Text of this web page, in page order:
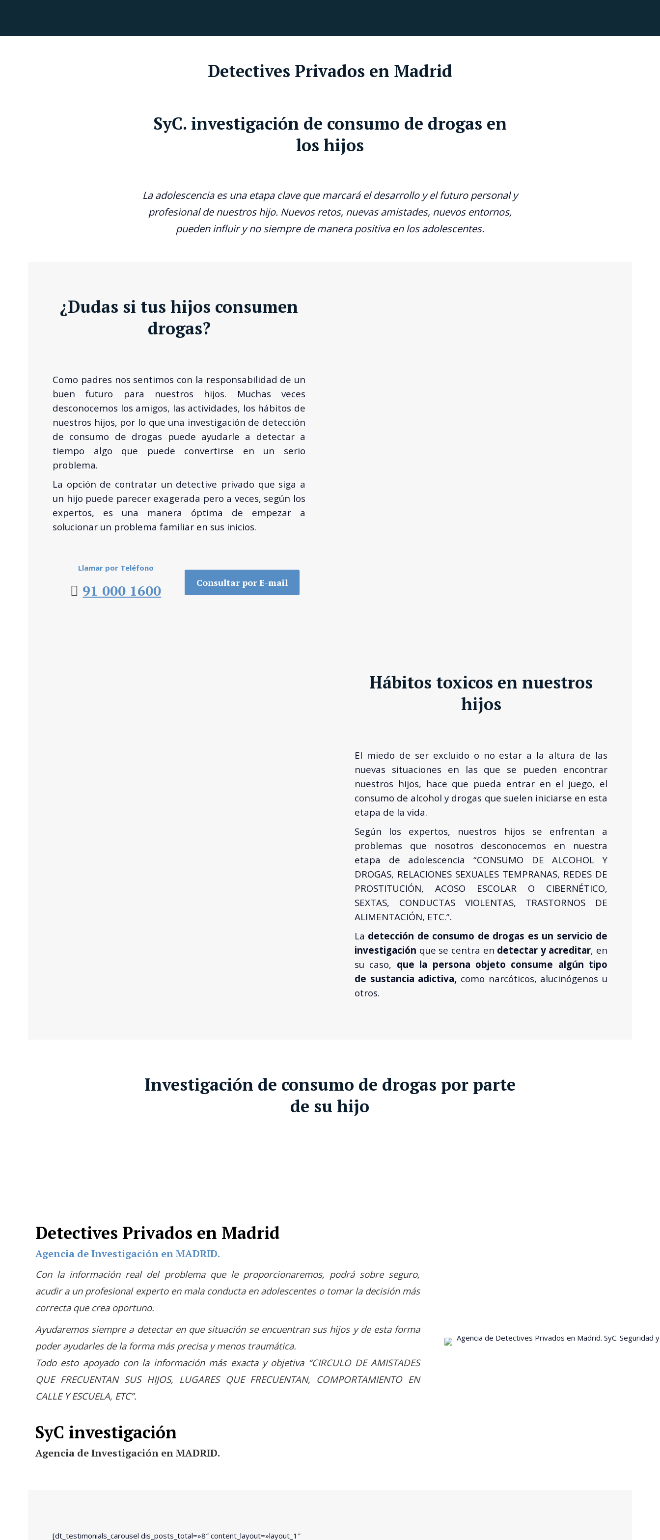
Detectives Privados en Madrid
SyC. investigación de consumo de drogas en
los hijos
La adolescencia es una etapa clave que marcará el desarrollo y el futuro personal y
profesional de nuestros hijo. Nuevos retos, nuevas amistades, nuevos entornos,
pueden influir y no siempre de manera positiva en los adolescentes.
¿Dudas si tus hijos consumen
drogas?
Como padres nos sentimos con la responsabilidad de un
buen futuro para nuestros hijos. Muchas veces
desconocemos los amigos, las actividades, los hábitos de
nuestros hijos, por lo que una investigación de detección
de consumo de drogas puede ayudarle a detectar a
tiempo algo que puede convertirse en un serio
problema.
La opción de contratar un detective privado que siga a
un hijo puede parecer exagerada pero a veces, según los
expertos, es una manera óptima de empezar a
solucionar un problema familiar en sus inicios.
Llamar por Teléfono
91 000 1600 Consultar por E-mail
Hábitos toxicos en nuestros
hijos
El miedo de ser excluido o no estar a la altura de las
nuevas situaciones en las que se pueden encontrar
nuestros hijos, hace que pueda entrar en el juego, el
consumo de alcohol y drogas que suelen iniciarse en esta
etapa de la vida.
Según los expertos, nuestros hijos se enfrentan a
problemas que nosotros desconocemos en nuestra
etapa de adolescencia “CONSUMO DE ALCOHOL Y
DROGAS, RELACIONES SEXUALES TEMPRANAS, REDES DE
PROSTITUCIÓN, ACOSO ESCOLAR O CIBERNÉTICO,
SEXTAS, CONDUCTAS VIOLENTAS, TRASTORNOS DE
ALIMENTACIÓN, ETC.”.
La detección de consumo de drogas es un servicio de
investigación que se centra en detectar y acreditar, en
su caso, que la persona objeto consume algún tipo
de sustancia adictiva, como narcóticos, alucinógenos u
otros.
Investigación de consumo de drogas por parte
de su hijo
Detectives Privados en Madrid
Agencia de Investigación en MADRID.
Con la información real del problema que le proporcionaremos, podrá sobre seguro,
acudir a un profesional experto en mala conducta en adolescentes o tomar la decisión más
correcta que crea oportuno.
Ayudaremos siempre a detectar en que situación se encuentran sus hijos y de esta forma
poder ayudarles de la forma más precisa y menos traumática.
Todo esto apoyado con la información más exacta y objetiva “CIRCULO DE AMISTADES
QUE FRECUENTAN SUS HIJOS, LUGARES QUE FRECUENTAN, COMPORTAMIENTO EN
CALLE Y ESCUELA, ETC”.
SyC investigación
Agencia de Investigación en MADRID.
[dt_testimonials_carousel dis_posts_total=»8″ content_layout=»layout_1″